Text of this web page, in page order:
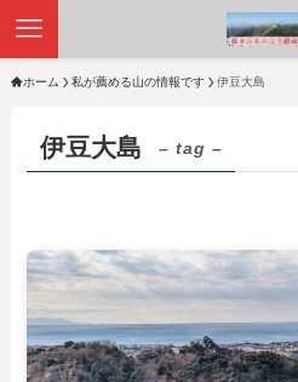
ホーム 私が薦める山の情報です 伊豆大島
伊豆大島 – tag –